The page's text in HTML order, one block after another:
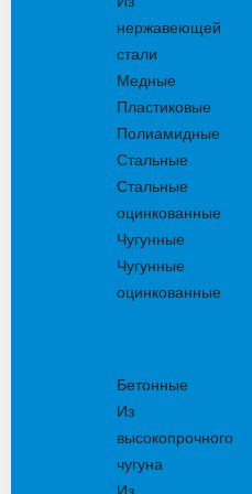
нержавеющей
стали
Медные
Пластиковые
Полиамидные
Стальные
Стальные
оцинкованные
Чугунные
Чугунные
оцинкованные
Бетонные
Из
высокопрочного
чугуна